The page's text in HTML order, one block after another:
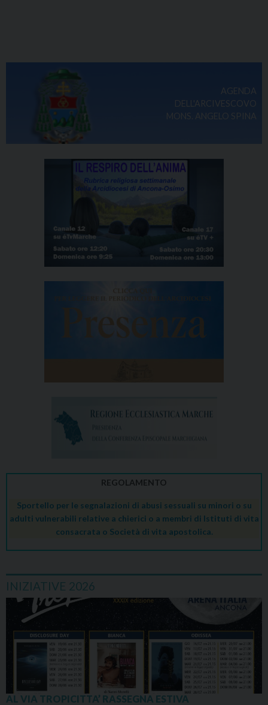
AGENDA
DELL'ARCIVESCOVO
MONS. ANGELO SPINA
REGOLAMENTO
Sportello per le segnalazioni di abusi sessuali su minori o su
adulti vulnerabili relative a chierici o a membri di Istituti di vita
consacrata o Società di vita apostolica.
INIZIATIVE 2026
AL VIA TROPICITTA’ RASSEGNA ESTIVA